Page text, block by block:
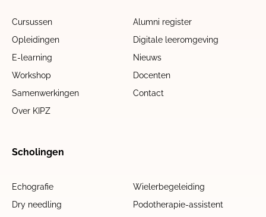
Cursussen
Alumni register
Opleidingen
Digitale leeromgeving
E-learning
Nieuws
Workshop
Docenten
Samenwerkingen
Contact
Over KIPZ
Scholingen
Echografie
Wielerbegeleiding
Dry needling
Podotherapie-assistent